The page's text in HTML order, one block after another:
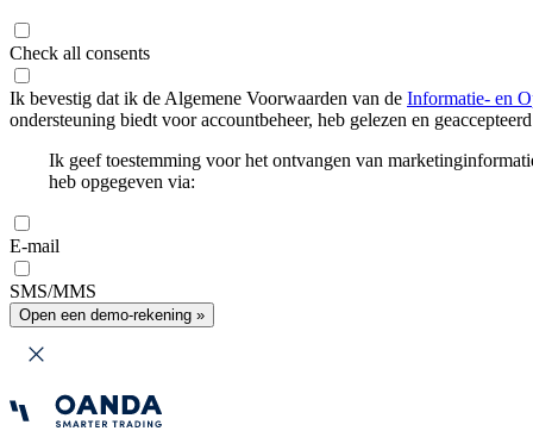
Check all consents
Ik bevestig dat ik de Algemene Voorwaarden van de Informatie- en
ondersteuning biedt voor accountbeheer, heb gelezen en
Ik geef toestemming voor het ontvangen van
heb opgegeven via:
E-mail
SMS/MMS
Open een demo-rekening »